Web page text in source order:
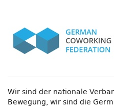
Inhalt
springen
German
Coworking
Federation
e.V.
Wir sind der nationale
Bewegung, wir sind die